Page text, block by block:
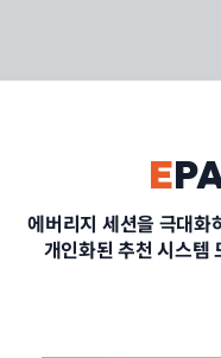
PORTFOLIO
E
에버리지 세션을 극대화
개인화된 추천 시스템